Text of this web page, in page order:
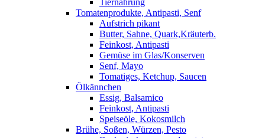
Tiernahrung
Tomatenprodukte, Antipasti, Senf
Aufstrich pikant
Butter, Sahne, Quark,Kräuterb.
Feinkost, Antipasti
Gemüse im Glas/Konserven
Senf, Mayo
Tomatiges, Ketchup, Saucen
Ölkännchen
Essig, Balsamico
Feinkost, Antipasti
Speiseöle, Kokosmilch
Brühe, Soßen, Würzen, Pesto